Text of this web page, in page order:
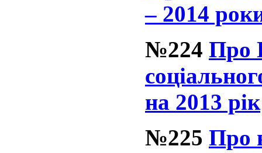
– 2014
№224 Про
на 2013 рік
№225 Про